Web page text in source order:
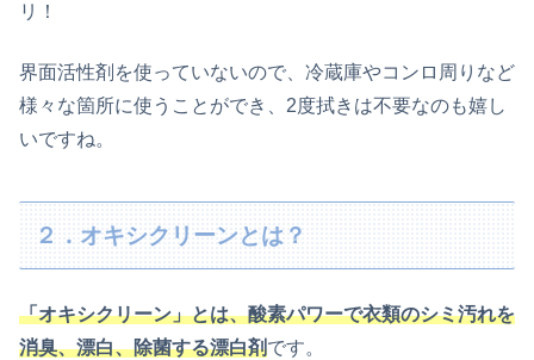
リ！
界面活性剤を使っていないので、冷蔵庫やコンロ周りなど
様々な箇所に使うことができ、2度拭きは不要なのも嬉し
いですね。
２．オキシクリーンとは？
「オキシクリーン」とは、酸素パワーで衣類のシミ汚れを
消臭、漂白、除菌する漂白剤です。